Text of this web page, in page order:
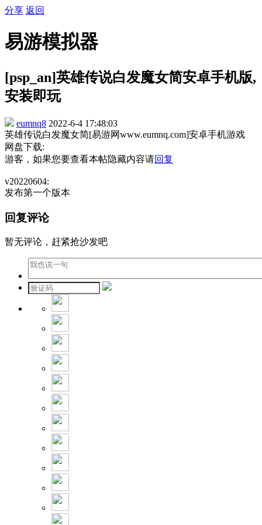
分享 返回
易游模拟器
[psp_an]英雄传说白发魔女简安卓手机版,
安装即玩
eumnq8 2022-6-4 17:48:03
英雄传说白发魔女简[易游网www.eumnq.com]安卓手机游戏
网盘下载:
游客，如果您要查看本帖隐藏内容请回复
v20220604:
发布第一个版本
回复评论
暂无评论，赶紧抢沙发吧